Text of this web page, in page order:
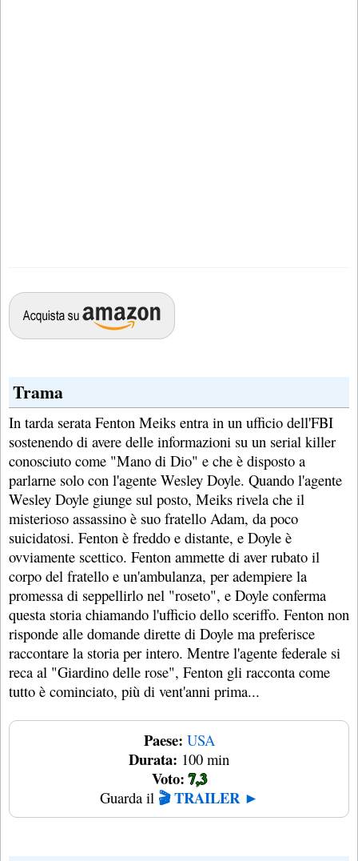
Trama
In tarda serata Fenton Meiks entra in un ufficio dell'FBI
sostenendo di avere delle informazioni su un serial killer
conosciuto come "Mano di Dio" e che è disposto a
parlarne solo con l'agente Wesley Doyle. Quando l'agente
Wesley Doyle giunge sul posto, Meiks rivela che il
misterioso assassino è suo fratello Adam, da poco
suicidatosi. Fenton è freddo e distante, e Doyle è
ovviamente scettico. Fenton ammette di aver rubato il
corpo del fratello e un'ambulanza, per adempiere la
promessa di seppellirlo nel "roseto", e Doyle conferma
questa storia chiamando l'ufficio dello sceriffo. Fenton non
risponde alle domande dirette di Doyle ma preferisce
raccontare la storia per intero. Mentre l'agente federale si
reca al "Giardino delle rose", Fenton gli racconta come
tutto è cominciato, più di vent'anni prima...
Paese: USA
Durata: 100 min
Voto: 7,3
Guarda il 🎬 TRAILER ►